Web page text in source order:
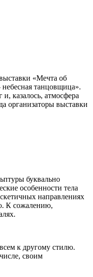
«Мечта об
танцовщица».
и, казалось, атмосфера
организаторы выставки
буквально
особенности тела
направлениях
К сожалению,
к другому стилю.
своим